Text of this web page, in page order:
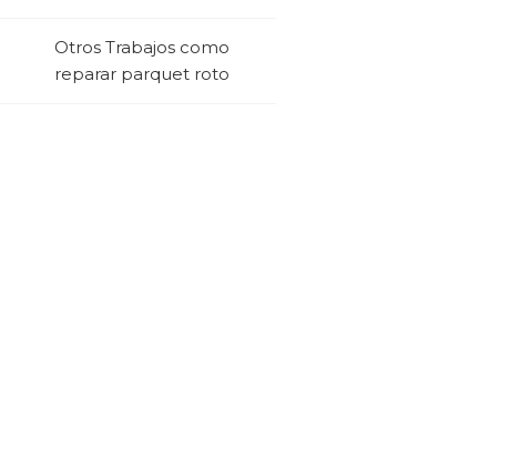
Otros Trabajos como
reparar parquet roto